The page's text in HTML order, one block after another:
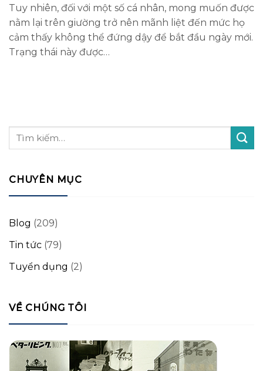
Tuy nhiên, đối với một số cá nhân, mong muốn được
nằm lại trên giường trở nên mãnh liệt đến mức họ
cảm thấy không thể đứng dậy để bắt đầu ngày mới.
Trạng thái này được…
CHUYÊN MỤC
Blog (209)
Tin tức (79)
Tuyển dụng (2)
VỀ CHÚNG TÔI